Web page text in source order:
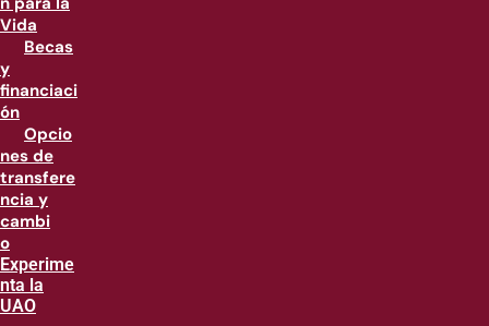
Vida
Becas
y
financiaci
ón
Opcio
nes de
transfere
ncia y
cambi
o
Experime
nta la
UAO